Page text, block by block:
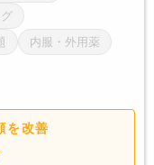
内服・外用薬
を改善